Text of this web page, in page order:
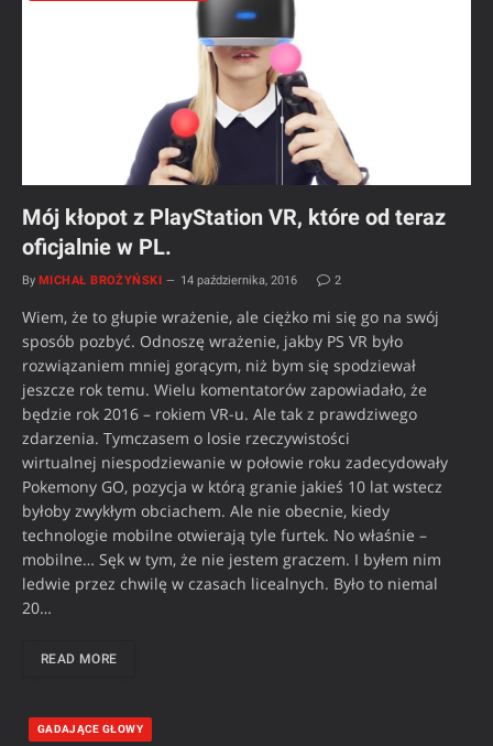
Mój kłopot z PlayStation VR, które od teraz
oficjalnie w PL.
By MICHAŁ BROŻYŃSKI 14 października, 2016 2
Wiem, że to głupie wrażenie, ale ciężko mi się go na swój
sposób pozbyć. Odnoszę wrażenie, jakby PS VR było
rozwiązaniem mniej gorącym, niż bym się spodziewał
jeszcze rok temu. Wielu komentatorów zapowiadało, że
będzie rok 2016 – rokiem VR-u. Ale tak z prawdziwego
zdarzenia. Tymczasem o losie rzeczywistości
wirtualnej niespodziewanie w połowie roku zadecydowały
Pokemony GO, pozycja w którą granie jakieś 10 lat wstecz
byłoby zwykłym obciachem. Ale nie obecnie, kiedy
technologie mobilne otwierają tyle furtek. No właśnie –
mobilne… Sęk w tym, że nie jestem graczem. I byłem nim
ledwie przez chwilę w czasach licealnych. Było to niemal
20…
READ MORE
GADAJĄCE GŁOWY